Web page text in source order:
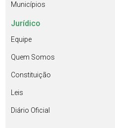
Municípios
Jurídico
Equipe
Quem Somos
Constituição
Leis
Diário Oficial